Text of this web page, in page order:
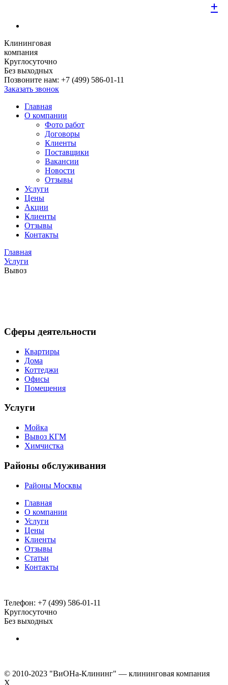
Клининговая
компания
Круглосуточно
Без выходных
Позвоните нам: +7 (499) 586-01-11
Заказать звонок
Главная
О компании
Фото работ
Договоры
Клиенты
Поставщики
Вакансии
Новости
Отзывы
Услуги
Цены
Акции
Клиенты
Отзывы
Контакты
Главная
Услуги
Вывоз
Сферы деятельности
Квартиры
+
Дома
+
Коттеджи
+
Офисы
+
Помещения
+
Услуги
Мойка
+
Вывоз КГМ
+
Химчистка
+
Районы обслуживания
Районы Москвы
+
Главная
О компании
Услуги
Цены
Клиенты
Отзывы
Статьи
Контакты
Телефон: +7 (499) 586-01-11
Круглосуточно
Без выходных
© 2010-2023 "ВиОНа-Клининг" — клининговая компания
Х